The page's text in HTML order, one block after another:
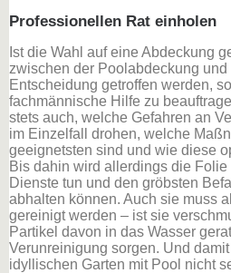
Professionellen Rat einholen
Ist die Wahl auf eine Abdeckung
zwischen der Poolabdeckung
Entscheidung getroffen werden,
fachmännische Hilfe zu
stets auch, welche Gefahren an
im Einzelfall drohen, welche
geeignetsten sind und wie diese
Bis dahin wird allerdings die
Dienste tun und den gröbsten
abhalten können. Auch sie muss
gereinigt werden – ist sie
Partikel davon in das Wasser
Verunreinigung sorgen. Und
idyllischen Garten mit Pool nicht